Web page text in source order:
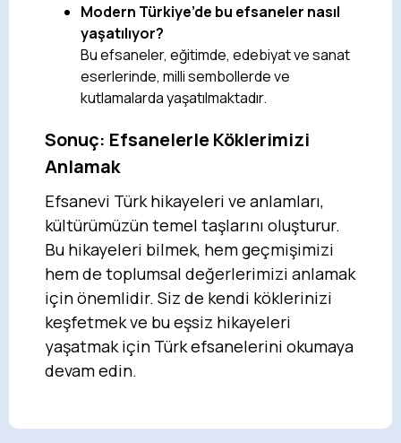
Modern Türkiye’de bu efsaneler nasıl
yaşatılıyor?
Bu efsaneler, eğitimde, edebiyat ve sanat
eserlerinde, milli sembollerde ve
kutlamalarda yaşatılmaktadır.
Sonuç: Efsanelerle Köklerimizi
Anlamak
Efsanevi Türk hikayeleri ve anlamları,
kültürümüzün temel taşlarını oluşturur.
Bu hikayeleri bilmek, hem geçmişimizi
hem de toplumsal değerlerimizi anlamak
için önemlidir. Siz de kendi köklerinizi
keşfetmek ve bu eşsiz hikayeleri
yaşatmak için Türk efsanelerini okumaya
devam edin.